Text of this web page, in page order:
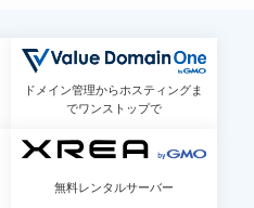
Value Domain One
ドメイン管理からホスティングま
でワンストップで
XREA
無料レンタルサーバー